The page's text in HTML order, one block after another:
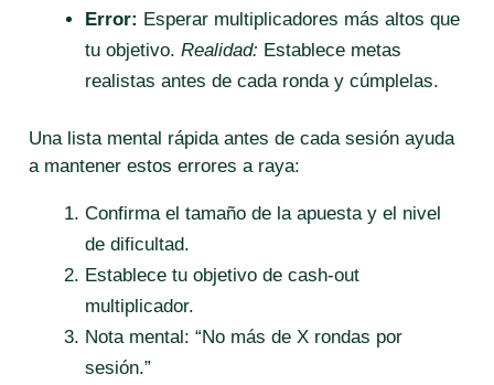
Error: Esperar multiplicadores más altos que
tu objetivo.Realidad: Establece metas
realistas antes de cada ronda y cúmplelas.
Una lista mental rápida antes de cada sesión ayuda
a mantener estos errores a raya:
Confirma el tamaño de la apuesta y el nivel
de dificultad.
Establece tu objetivo de cash‑out
multiplicador.
Nota mental: “No más de X rondas por
sesión.”